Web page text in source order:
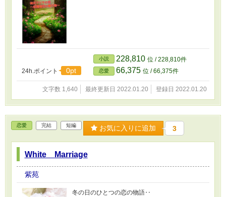
24h.ポイント 0pt
小説 228,810 位 / 228,810件
恋愛 66,375 位 / 66,375件
文字数 1,640 最終更新日 2022.01.20 登録日 2022.01.20
恋愛 完結 短編 お気に入りに追加 3
White Marriage
紫苑
冬の日のひとつの恋の物語‥